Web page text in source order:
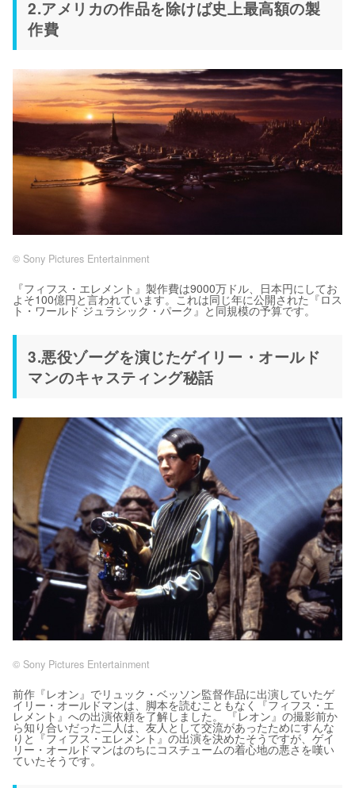
2.アメリカの作品を除けば史上最高額の製
作費
© Sony Pictures Entertainment
『フィフス・エレメント』製作費は9000万ドル、日本円にしてお
よそ100億円と言われています。これは同じ年に公開された『ロス
ト・ワールド ジュラシック・パーク』と同規模の予算です。
3.悪役ゾーグを演じたゲイリー・オールド
マンのキャスティング秘話
© Sony Pictures Entertainment
前作『レオン』でリュック・ベッソン監督作品に出演していたゲ
イリー・オールドマンは、脚本を読むこともなく『フィフス・エ
レメント』への出演依頼を了解しました。 『レオン』の撮影前か
ら知り合いだった二人は、友人として交流があったためにすんな
りと『フィフス・エレメント』の出演を決めたそうですが、ゲイ
リー・オールドマンはのちにコスチュームの着心地の悪さを嘆い
ていたそうです。